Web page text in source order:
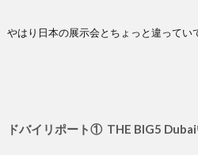
やはり日本の展示会とちょっと違って
ドバイリポート① THE BIG5 Dubai